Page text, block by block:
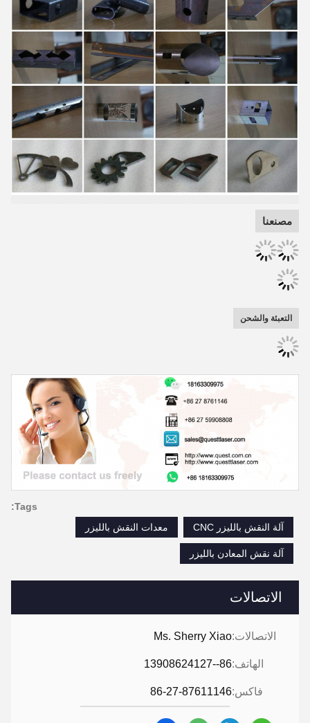
الاتصالات
الاتصالات:Ms. Sherry Xiao
الهاتف:86--13908624127
فاكس:86-27-87611146
مصنعنا
التعبئة والشحن
Tags:
آلة النقش بالليزر CNC
معدات النقش بالليزر
آلة نقش المعادن بالليزر